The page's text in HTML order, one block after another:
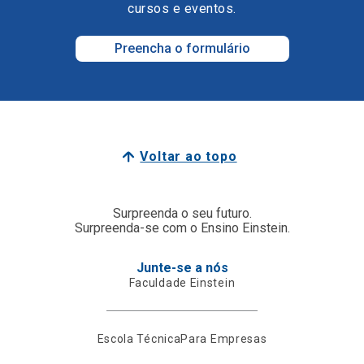
cursos e eventos.
Preencha o formulário
Voltar ao topo
Surpreenda o seu futuro.
Surpreenda-se com o Ensino Einstein.
Junte-se a nós
Faculdade Einstein
Escola TécnicaPara Empresas